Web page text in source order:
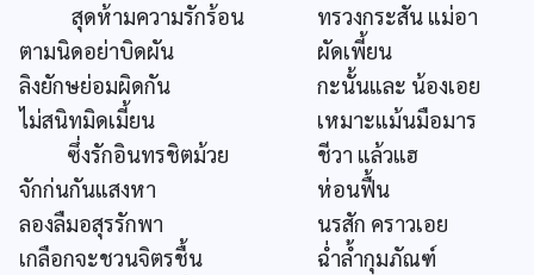
สุดห้ามความรักร้อน
ทรวงกระสัน แม่อา
ตามนิดอย่าบิดผัน
ผัดเพี้ยน
ลิงยักษย่อมผิดกัน
กะนั้นและ น้องเอย
ไม่สนิทมิดเมี้ยน
เหมาะแม้นมือมาร
ซึ่งรักอินทรชิตม้วย
ชีวา แล้วแฮ
จักก่นกันแสงหา
ห่อนฟื้น
ลองลืมอสุรรักพา
นรสัก คราวเอย
เกลือกจะชวนจิตรชื้น
ฉ่ำล้ำกุมภัณฑ์